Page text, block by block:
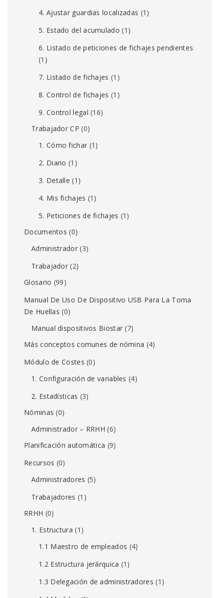
4. Ajustar guardias localizadas (1)
5. Estado del acumulado (1)
6. Listado de peticiones de fichajes pendientes
(1)
7. Listado de fichajes (1)
8. Control de fichajes (1)
9. Control legal (16)
Trabajador CP (0)
1. Cómo fichar (1)
2. Diario (1)
3. Detalle (1)
4. Mis fichajes (1)
5. Peticiones de fichajes (1)
Documentos (0)
Administrador(3)
Trabajador (2)
Glosario (99)
Manual De Uso De Dispositivo USB Para La Toma
De Huellas (0)
Manual dispositivos Biostar (7)
Más conceptos comunes de nómina (4)
Módulo de Costes (0)
1. Configuración de variables (4)
2. Estadísticas (3)
Nóminas (0)
Administrador – RRHH (6)
Planificación automática (9)
Recursos (0)
Administradores (5)
Trabajadores (1)
RRHH (0)
1. Estructura (1)
1.1 Maestro de empleados (4)
1.2 Estructura jerárquica (1)
1.3 Delegación de administradores (1)